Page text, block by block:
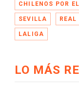
CHILENOS POR
SEVILLA REAL
LALIGA
LO MÁS